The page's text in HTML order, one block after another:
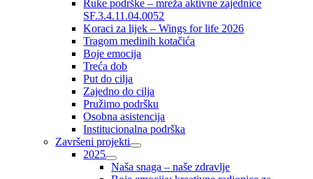
Ruke podrške – mreža aktivne zajednice
SF.3.4.11.04.0052
Koraci za lijek – Wings for life 2026
Tragom medinih kotačića
Boje emocija
Treća dob
Put do cilja
Zajedno do cilja
Pružimo podršku
Osobna asistencija
Institucionalna podrška
Završeni projekti
2025
Naša snaga – naše zdravlje